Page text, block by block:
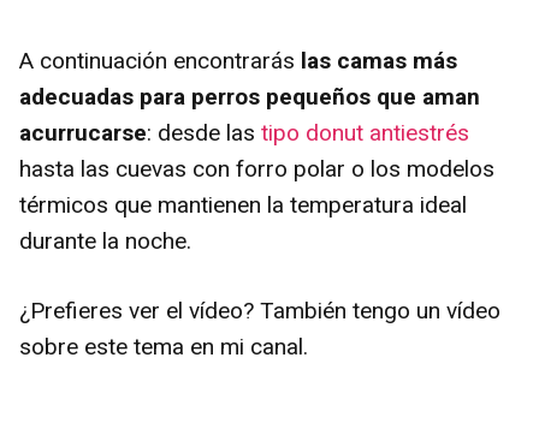
A continuación encontrarás las camas más
adecuadas para perros pequeños que aman
acurrucarse: desde las tipo donut antiestrés
hasta las cuevas con forro polar o los modelos
térmicos que mantienen la temperatura ideal
durante la noche.
¿Prefieres ver el vídeo? También tengo un vídeo
sobre este tema en mi canal.